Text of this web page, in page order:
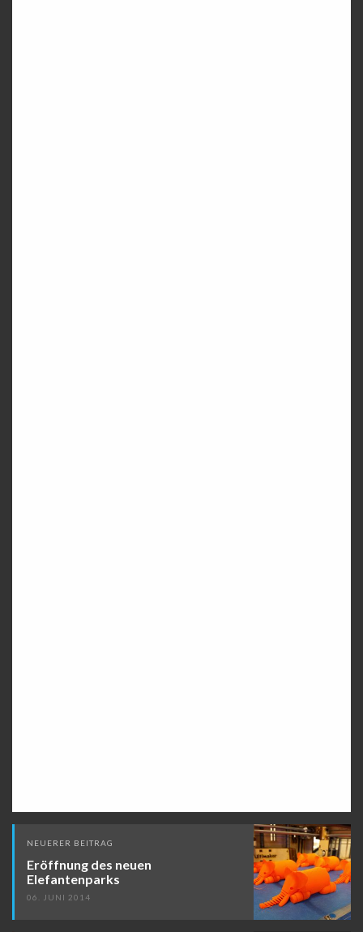
Beitragsnavigation
NEUERER BEITRAG
Eröffnung des neuen
Elefantenparks
06. JUNI 2014